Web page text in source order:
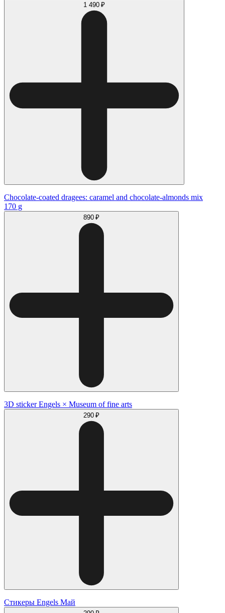
1 490 ₽
Chocolate‑coated dragees: caramel and chocolate‑almonds mix
170 g
890 ₽
3D sticker Engels × Museum of fine arts
290 ₽
Стикеры Engels Май